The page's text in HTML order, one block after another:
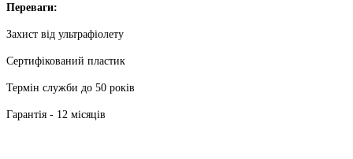
Переваги:
Захист від ультрафіолету
Сертифікований пластик
Термін служби до 50 років
Гарантія - 12 місяців